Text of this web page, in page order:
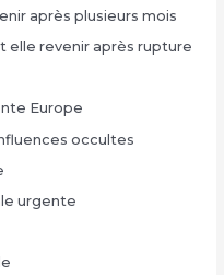
après plusieurs mois
elle revenir après rupture
Europe
occultes
urgente